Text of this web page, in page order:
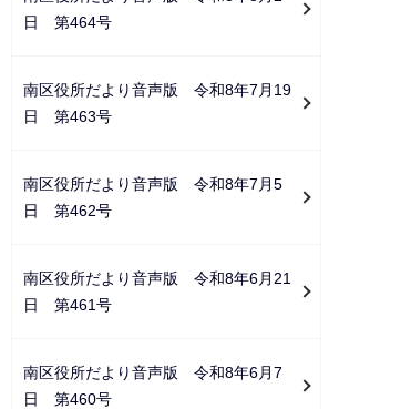
ビ
シ
こ
ら
日 第464号
南区役所だより音声版 令和8年7月19
日 第463号
南区役所だより音声版 令和8年7月5
日 第462号
南区役所だより音声版 令和8年6月21
日 第461号
南区役所だより音声版 令和8年6月7
日 第460号